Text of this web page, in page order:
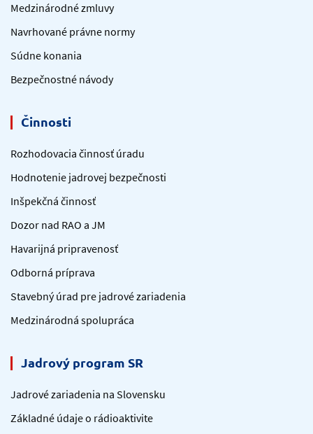
Medzinárodné zmluvy
Navrhované právne normy
Súdne konania
Bezpečnostné návody
Činnosti
Rozhodovacia činnosť úradu
Hodnotenie jadrovej bezpečnosti
Inšpekčná činnosť
Dozor nad RAO a JM
Havarijná pripravenosť
Odborná príprava
Stavebný úrad pre jadrové zariadenia
Medzinárodná spolupráca
Jadrový program SR
Jadrové zariadenia na Slovensku
Základné údaje o rádioaktivite